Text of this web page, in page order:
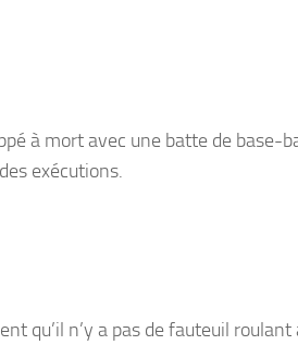
à mort avec une batte de base-
exécutions.
qu’il n’y a pas de fauteuil roulant